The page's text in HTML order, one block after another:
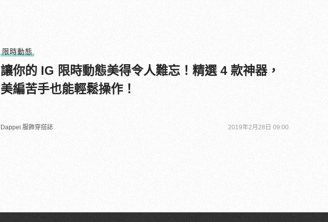
限時動態
讓你的 IG 限時動態美得令人難忘！精選 4 款神器，
美編苦手也能輕鬆操作！
Dappei 服飾穿搭誌 2019年2月28日 09:00